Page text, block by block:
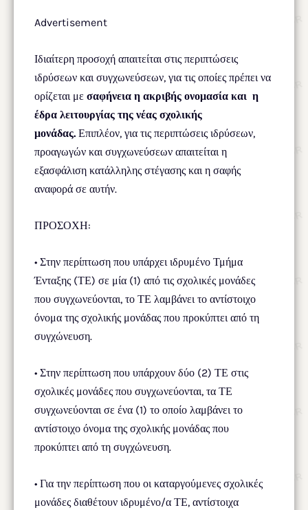
Advertisement
Ιδιαίτερη προσοχή απαιτείται στις περιπτώσεις
ιδρύσεων και συγχωνεύσεων, για τις οποίες πρέπει να
ορίζεται με σαφήνεια η ακριβής ονομασία και η
έδρα λειτουργίας της νέας σχολικής
μονάδας. Επιπλέον, για τις περιπτώσεις ιδρύσεων,
προαγωγών και συγχωνεύσεων απαιτείται η
εξασφάλιση κατάλληλης στέγασης και η σαφής
αναφορά σε αυτήν.
ΠΡΟΣΟΧΗ:
• Στην περίπτωση που υπάρχει ιδρυμένο Τμήμα
Ένταξης (ΤΕ) σε μία (1) από τις σχολικές μονάδες
που συγχωνεύονται, το ΤΕ λαμβάνει το αντίστοιχο
όνομα της σχολικής μονάδας που προκύπτει από τη
συγχώνευση.
• Στην περίπτωση που υπάρχουν δύο (2) ΤΕ στις
σχολικές μονάδες που συγχωνεύονται, τα ΤΕ
συγχωνεύονται σε ένα (1) το οποίο λαμβάνει το
αντίστοιχο όνομα της σχολικής μονάδας που
προκύπτει από τη συγχώνευση.
• Για την περίπτωση που οι καταργούμενες σχολικές
μονάδες διαθέτουν ιδρυμένο/α ΤΕ, αντίστοιχα